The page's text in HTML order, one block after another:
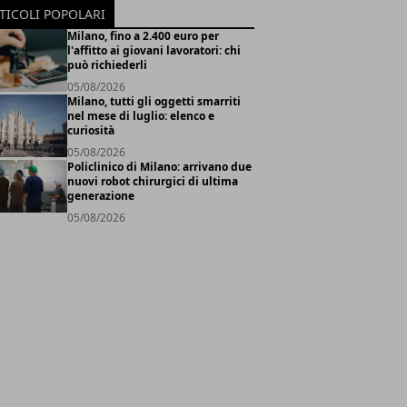
POPOLARI
Milano, fino a 2.400 euro per
l'affitto ai giovani lavoratori: chi
può richiederli
05/08/2026
Milano, tutti gli oggetti smarriti
nel mese di luglio: elenco e
curiosità
05/08/2026
Policlinico di Milano: arrivano due
nuovi robot chirurgici di ultima
generazione
05/08/2026